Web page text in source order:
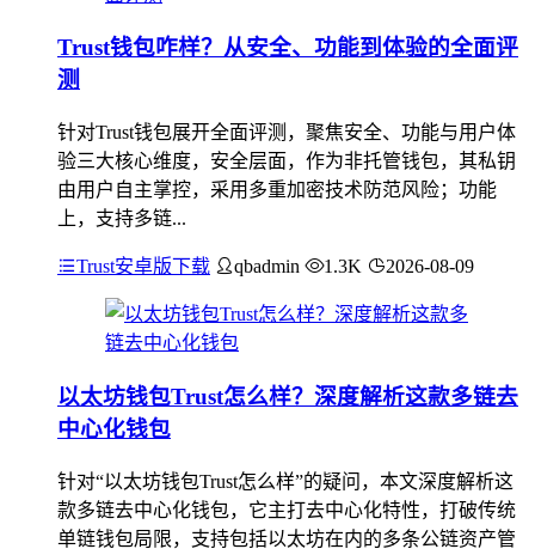
Trust钱包咋样？从安全、功能到体验的全面评
测
针对Trust钱包展开全面评测，聚焦安全、功能与用户体
验三大核心维度，安全层面，作为非托管钱包，其私钥
由用户自主掌控，采用多重加密技术防范风险；功能
上，支持多链...
Trust安卓版下载 qbadmin 1.3K 2026-08-09
以太坊钱包Trust怎么样？深度解析这款多链去
中心化钱包
针对“以太坊钱包Trust怎么样”的疑问，本文深度解析这
款多链去中心化钱包，它主打去中心化特性，打破传统
单链钱包局限，支持包括以太坊在内的多条公链资产管